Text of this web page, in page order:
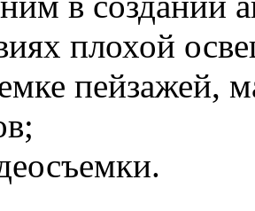
плохой
пейзажей,